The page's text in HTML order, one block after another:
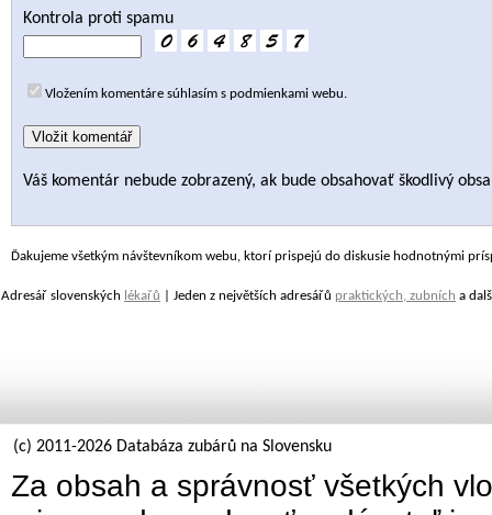
Kontrola proti spamu
Vložením komentáre súhlasím s podmienkami webu.
Váš komentár nebude zobrazený, ak bude obsahovať škodlivý
Ďakujeme všetkým návštevníkom webu, ktorí prispejú do diskusie hodnotnými
Adresář slovenských lékařů | Jeden z největších adresářů praktických, zubních a
(c) 2011-2026 Databáza zubárů na Slovensku
Za obsah a správnosť všetkých